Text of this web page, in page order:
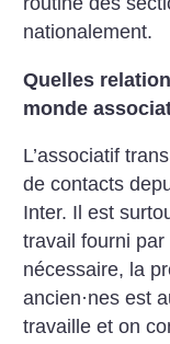
nationalement.
Quelles
monde
L’associatif
de contacts
Inter. Il est
travail fourni par
nécessaire, la
ancien·nes est
travaille et on